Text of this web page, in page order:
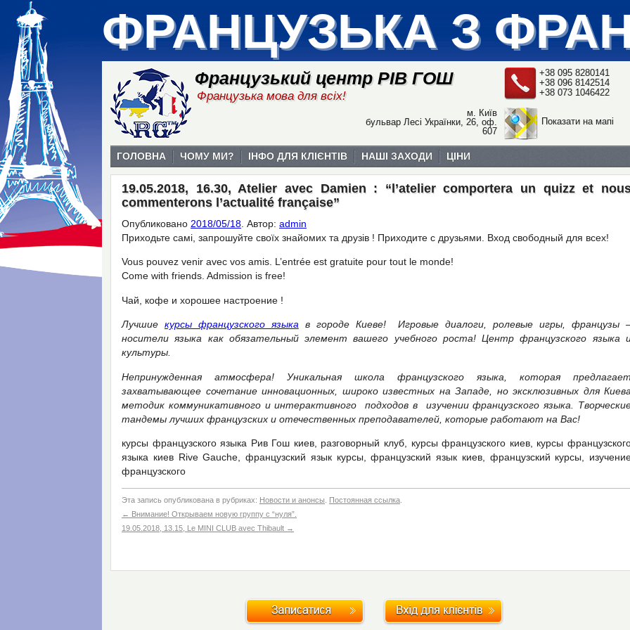
ФРАНЦУЗЬКА З
Французький центр РІВ ГОШ
Французька мова для всіх!
+38 095 8280141
+38 096 8142514
+38 073 1046422
Показати на мапі
м. Київ
бульвар Лесі Українки, 26, оф.
607
ГОЛОВНА ЧОМУ МИ? ІНФО ДЛЯ КЛІЄНТІВ НАШІ ЗАХОДИ ЦІНИ
19.05.2018, 16.30, Atelier avec Damien : “l’atelier comportera un quizz et
commenterons l’actualité française”
Опубликовано 2018/05/18 Автор: admin
Приходьте самі, запрошуйте своїх знайомих та друзів ! Приходите с друзьями. Вход свободный для всех!
Vous pouvez venir avec vos amis. L’entrée est gratuite pour tout le monde!
Come with friends. Admission is free!
Чай, кофе и хорошее настроение !
Лучшие курсы французского языка в городе Киеве! Игровые диалоги, ролевые игры, французы
носители языка как обязательный элемент вашего учебного роста! Центр французского языка
культуры.
Непринужденная атмосфера! Уникальная школа французского языка, которая предлагает
захватывающее сочетание инновационных, широко известных на Западе, но эксклюзивных для Киева
методик коммуникативного и интерактивного подходов в изучении французского языка.
тандемы лучших французских и отечественных преподавателей, которые работают на Вас!
курсы французского языка Рив Гош киев, разговорный клуб, курсы французского киев, курсы
языка киев Rive Gauche, французский язык курсы, французский язык киев, французский курсы,
французского
Эта запись опубликована в рубриках: Новости и анонсы Постоянная ссылка
← Внимание! Открываем новую группу с “нуля”.
19.05.2018, 13.15, Le MINI CLUB avec Thibault →